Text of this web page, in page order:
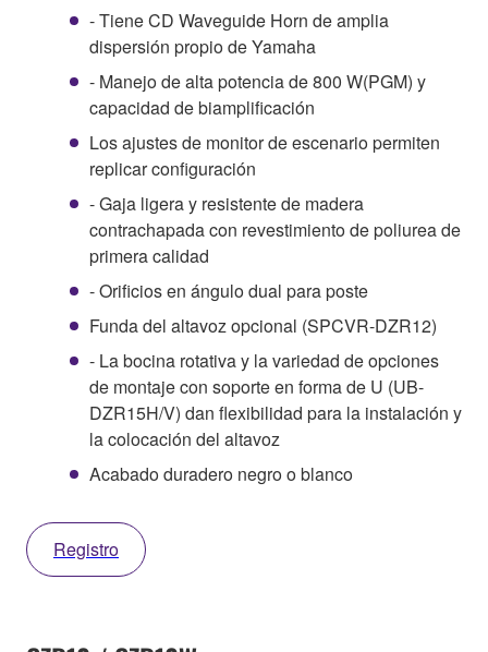
- Tiene CD Waveguide Horn de amplia
dispersión propio de Yamaha
- Manejo de alta potencia de 800 W(PGM) y
capacidad de biamplificación
Los ajustes de monitor de escenario permiten
replicar configuración
- Gaja ligera y resistente de madera
contrachapada con revestimiento de poliurea de
primera calidad
- Orificios en ángulo dual para poste
Funda del altavoz opcional (SPCVR-DZR12)
- La bocina rotativa y la variedad de opciones
de montaje con soporte en forma de U (UB-
DZR15H/V) dan flexibilidad para la instalación y
la colocación del altavoz
Acabado duradero negro o blanco
Registro